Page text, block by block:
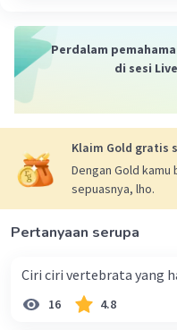
Perdalam
di sesi
Klaim Gold gratis
Dengan Gold kamu
sepuasnya, lho.
Pertanyaan serupa
Ciri ciri vertebrata yang
16 4.8